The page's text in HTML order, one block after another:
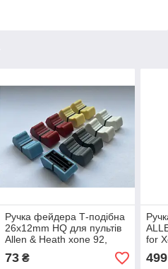
Ручка фейдера Т-подібна
26x12mm HQ для пультів
Allen & Heath xone 92,
SOUNDCRAFT GB2, GB4,
GB8
73₴
for
499